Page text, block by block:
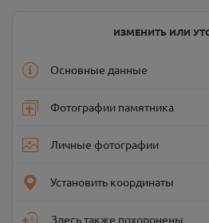
ИЗМЕНИТЬ ИЛИ
Основные данные
Фотографии памятника
Личные фотографии
Установить координаты
Здесь также похоронены